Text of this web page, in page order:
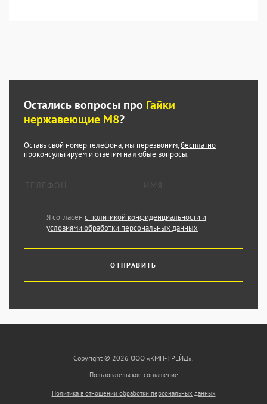
Остались вопросы про Гайки
нержавеющие М8?
Оставь свой номер телефона, мы перезвоним,бесплатно
проконсультируем и ответим на любые вопросы.
Я согласен с политикой конфиденциальности и
условиями обработки персональных данных
ОТПРАВИТЬ
Copyright © 2026 ООО «КМП-ТРЕЙД».
Пользовательское соглашение
Политика в отношении обработки персональных данных